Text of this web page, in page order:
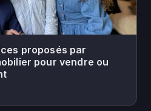
proposés par
pour vendre ou